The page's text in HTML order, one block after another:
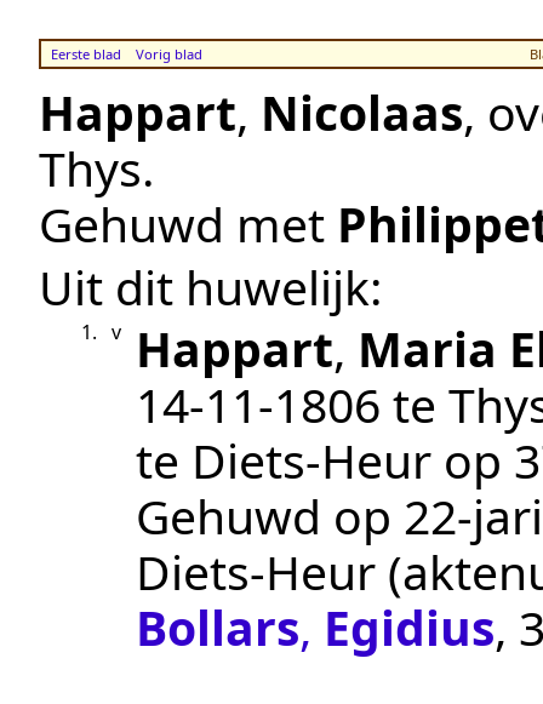
Eerste blad Vorig blad
Happart, Nicolaas,
Thys.
Gehuwd met
Uit dit huwelijk:
1. v Happart, Maria
14‑11‑1806 te
te Diets-Heur op
Gehuwd op 22-
Diets-Heur
Bollars, Egidius,